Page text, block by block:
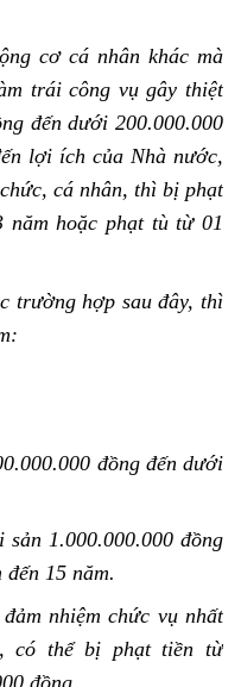
cơ cá nhân khác mà
trái công vụ gây thiệt
đến dưới 200.000.000
lợi ích của Nhà nước,
cá nhân, thì bị phạt
năm hoặc phạt tù từ 01
trường hợp sau đây, thì
đồng đến dưới
1.000.000.000 đồng
15 năm.
nhiệm chức vụ nhất
có thể bị phạt tiền từ